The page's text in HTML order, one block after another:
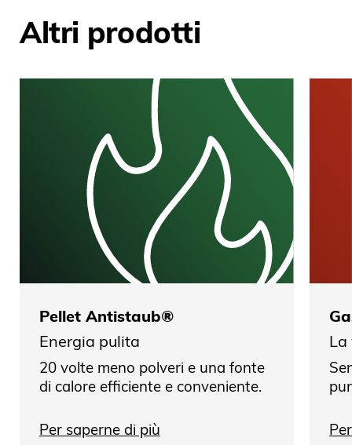
Altri prodotti
Pellet Antistaub®
Energia pulita
20 volte meno polveri e una fonte
di calore efficiente e conveniente.
Per saperne di più